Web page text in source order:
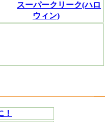
スーパークリーク(ハロ
ウィン)
！